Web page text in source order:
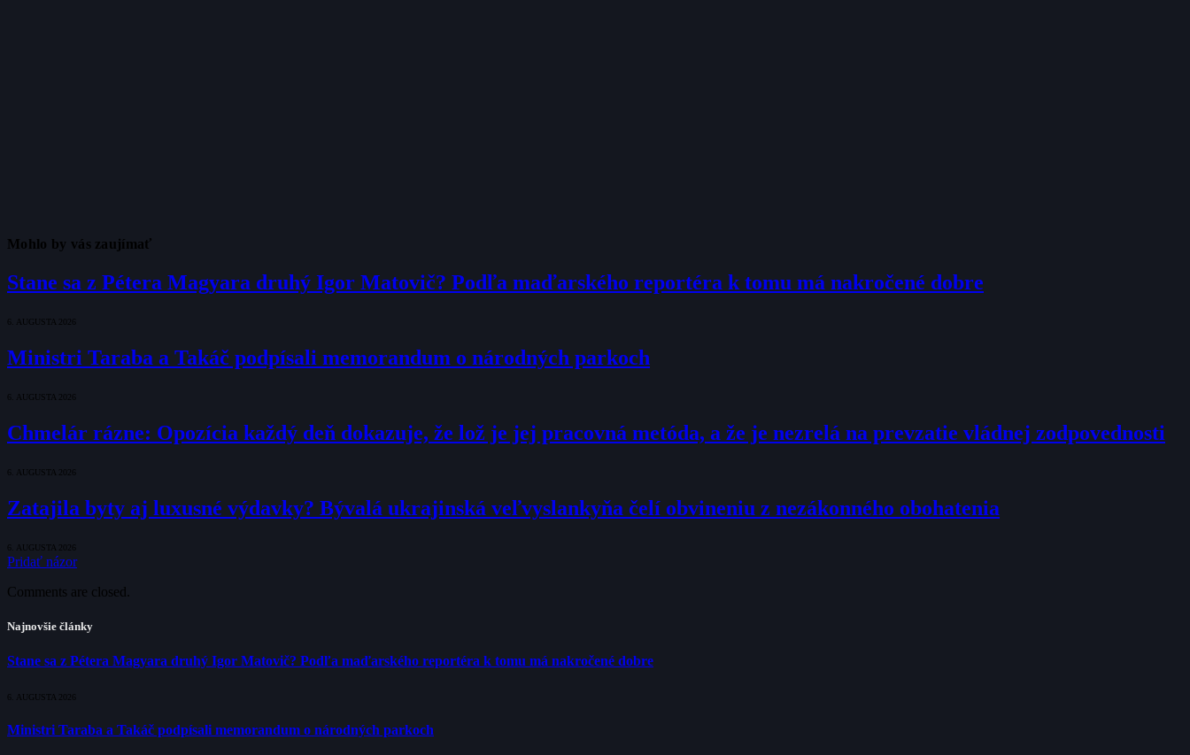
Mohlo by vás zaujímať
Stane sa z Pétera Magyara druhý Igor Matovič? Podľa maďarského reportéra k tomu má nakročené dobre
6. AUGUSTA 2026
Ministri Taraba a Takáč podpísali memorandum o národných parkoch
6. AUGUSTA 2026
Chmelár rázne: Opozícia každý deň dokazuje, že lož je jej pracovná metóda, a že je nezrelá na prevzatie vládnej zodpovednosti
6. AUGUSTA 2026
Zatajila byty aj luxusné výdavky? Bývalá ukrajinská veľvyslankyňa čelí obvineniu z nezákonného obohatenia
6. AUGUSTA 2026
Pridať názor
Comments are closed.
Najnovšie články
Stane sa z Pétera Magyara druhý Igor Matovič? Podľa maďarského reportéra k tomu má nakročené dobre
6. AUGUSTA 2026
Ministri Taraba a Takáč podpísali memorandum o národných parkoch